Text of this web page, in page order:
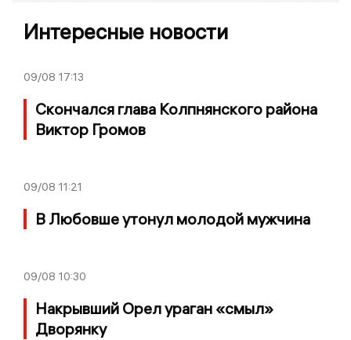
Интересные новости
09/08 17:13
Скончался глава Колпнянского района
Виктор Громов
09/08 11:21
В Любовше утонул молодой мужчина
09/08 10:30
Накрывший Орел ураган «смыл»
Дворянку